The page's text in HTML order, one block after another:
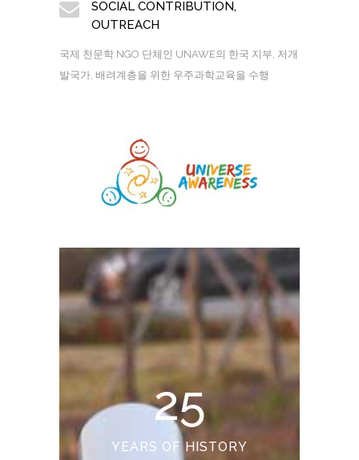
SOCIAL CONTRIBUTION,
OUTREACH
국제 천문학 NGO 단체인 UNAWE의 한국 지부, 저개
발국가, 배려계층을 위한 우주과학교육을 수행
25
YEARS OF HISTORY